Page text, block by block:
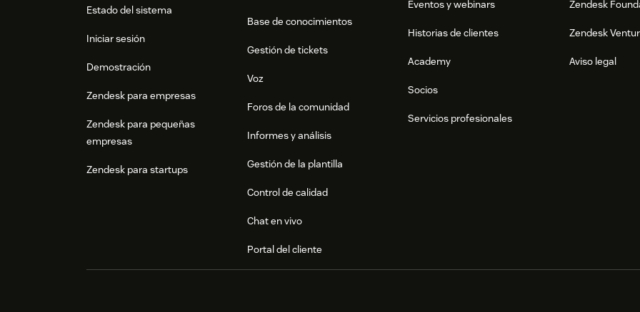
Estado del sistema
Iniciar sesión
Demostración
Zendesk para empresas
Zendesk para pequeñas
empresas
Zendesk para startups
Base de conocimientos
Gestión de tickets
Voz
Foros de la comunidad
Informes y análisis
Gestión de la plantilla
Control de calidad
Chat en vivo
Portal del cliente
Eventos y webinars
Historias de clientes
Academy
Socios
Servicios profesionales
Zendesk
Zendesk
Aviso legal